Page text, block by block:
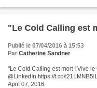
"Le Cold Calling est
Publié le 07/04/2016 à 15:53
Par Catherine Sandner
"Le Cold Calling est mort ! Vive
@LinkedIn https://t.co/
April 07, 2016